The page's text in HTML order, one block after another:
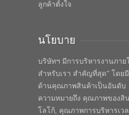
ลูกค้าตั้งใจ
นโยบาย
บริษัทฯ มีการบริหารงานภา
สำหรับเรา สำคัญที่สุด” โดย
ด้านคุณภาพสินค้าเป็นอันดับ
ความหมายถึง คุณภาพของสิ
โลโก้, คุณภาพการบริหารเว